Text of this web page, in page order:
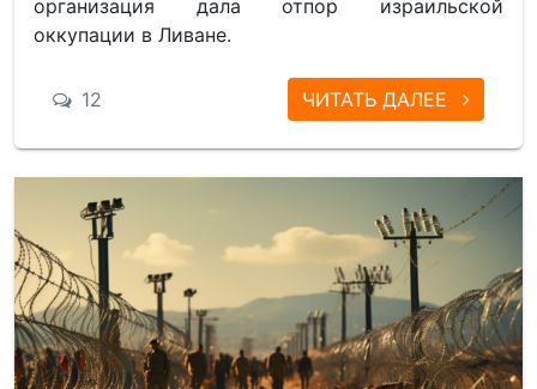
организация дала отпор израильской
оккупации в Ливане.
12 ЧИТАТЬ ДАЛЕЕ